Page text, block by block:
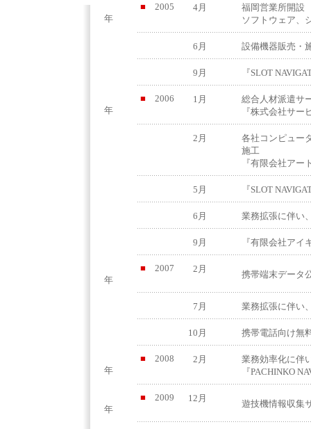
■ 2005
年
4月
福岡営業所開設
ソフトウェア、
6月 設備機器販売・
9月 『SLOT
■ 2006
年
1月
総合人材派遣サ
『株式会社サ
2月
各社コンピュー
施工
『有限会社アー
5月 『SLOT
6月 業務拡張に伴い
9月 『有限会社アイ
■ 2007
年
2月
携帯端末データ
7月 業務拡張に伴い
10月 携帯電話向け無
■ 2008
年
2月
業務効率化に伴
『PACHINKO
■ 2009
年
12月
遊技機情報収集